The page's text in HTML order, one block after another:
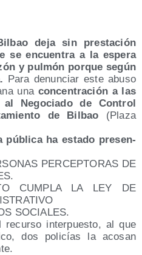
deja sin pres­ta­ción
se encuen­tra a la espe­ra
y pul­món por­que según
Para denun­ciar este abu­so
una con­cen­tra­ción a las
Nego­cia­do de Con­trol
de Bil­bao (Pla­za
públi­ca ha esta­do pre­sen­
PERCEPTORAS DE
CUMPLA LA LEY DE
SOCIALES.
inter­pues­to, al que
dos poli­cías la aco­san